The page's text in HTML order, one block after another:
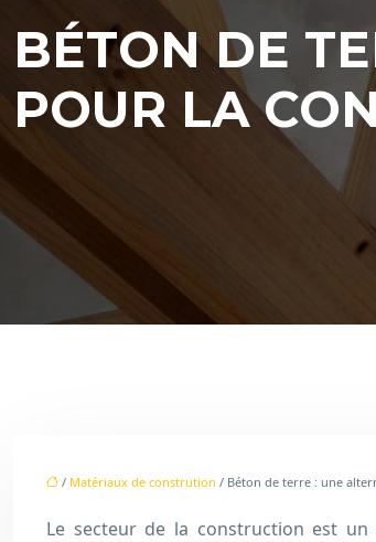
BÉTON DE
POUR LA
/ Matériaux de constrution / Béton de terre : une
Le secteur de la construction est